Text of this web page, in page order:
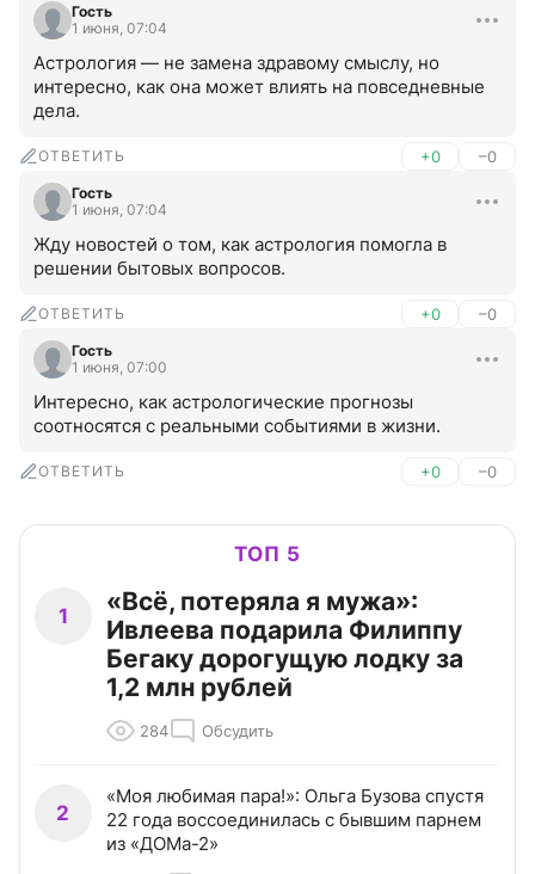
Гость
1 июня, 07:04
Астрология — не замена здравому смыслу, но
интересно, как она может влиять на повседневные
дела.
ОТВЕТИТЬ +0 –0
Гость
1 июня, 07:04
Жду новостей о том, как астрология помогла в
решении бытовых вопросов.
ОТВЕТИТЬ +0 –0
Гость
1 июня, 07:00
Интересно, как астрологические прогнозы
соотносятся с реальными событиями в жизни.
ОТВЕТИТЬ +0 –0
ТОП 5
1
«Всё, потеряла я мужа»:
Ивлеева подарила Филиппу
Бегаку дорогущую лодку за
1,2 млн рублей
284 Обсудить
2
«Моя любимая пара!»: Ольга Бузова спустя
22 года воссоединилась с бывшим парнем
из «ДОМа-2»